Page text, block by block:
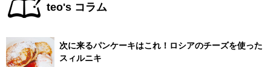
teo's コラム
次に来るパンケーキはこれ！ロシアのチーズを使った
スィルニキ